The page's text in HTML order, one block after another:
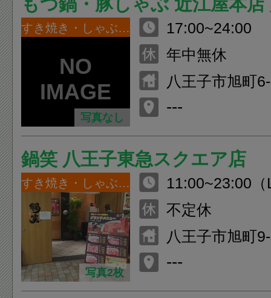
すき焼き・しゃぶしゃぶ
写真なし
17:00~24:00
年中無休
八王子市旭町
---
鍋笑 八王子東急スクエア店
すき焼き・しゃぶしゃぶ
写真2枚
11:00~23:00
不定休
八王子市旭町
---